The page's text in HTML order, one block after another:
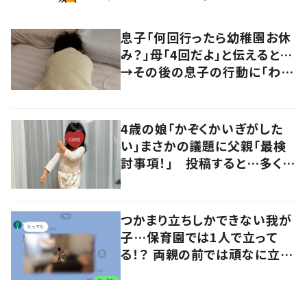
息子「何回行ったら幼稚園お休
み？」母「4回だよ」と伝えると…
→その後の息子の行動に「わか
4歳の娘「かぞくかいぎがした
い」まさかの議題に父親「最検
討事項！」 投稿すると…多くの
つかまり立ちしかできない我が
子…保育園では1人で立って
る！？ 両親の前では頑なに立た